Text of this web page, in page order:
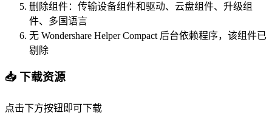
删除组件：传输设备组件和驱动、云盘组件、升级组
件、多国语言
无 Wondershare Helper Compact 后台依赖程序，该组件已
剔除
📥 下载资源
点击下方按钮即可下载